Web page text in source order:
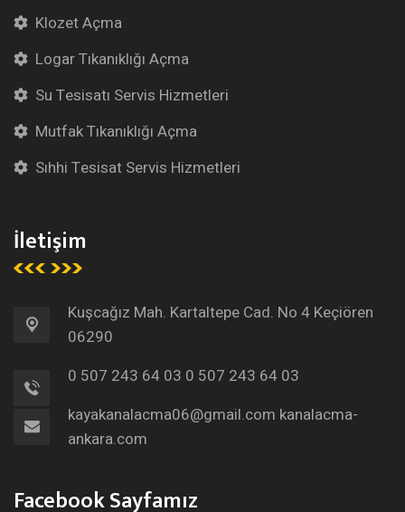
Klozet Açma
Logar Tıkanıklığı Açma
Su Tesisatı Servis Hizmetleri
Mutfak Tıkanıklığı Açma
Sıhhi Tesisat Servis Hizmetleri
İletişim
Kuşcağız Mah. Kartaltepe Cad. No 4 Keçiören
06290
0 507 243 64 03 0 507 243 64 03
kayakanalacma06@gmail.com kanalacma-
ankara.com
Facebook Sayfamız